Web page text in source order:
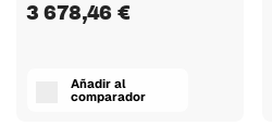
3 678,46 €
Añadir al
comparador